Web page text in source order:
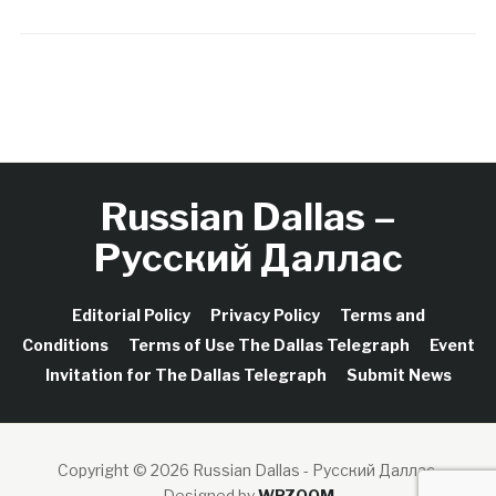
Russian Dallas –
Русский Даллас
Editorial Policy Privacy Policy
Terms and
Conditions
Terms of Use The Dallas Telegraph
Event
Invitation for The Dallas Telegraph
Submit News
Copyright © 2026 Russian Dallas - Русский Даллас.